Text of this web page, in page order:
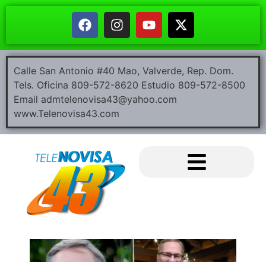
Calle San Antonio #40 Mao, Valverde, Rep. Dom.
Tels. Oficina 809-572-8620 Estudio 809-572-8500
Email admtelenovisa43@yahoo.com
www.Telenovisa43.com